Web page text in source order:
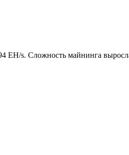
EH/s. Сложность майнинга